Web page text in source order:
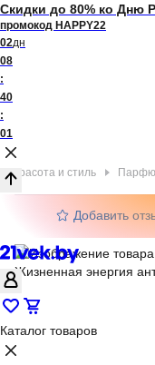
Скидки до 80% ко Дню
промокод HAPPY22
02дн
08
:
40
:
01
Каталог товаров
Красота и стиль
Добавить